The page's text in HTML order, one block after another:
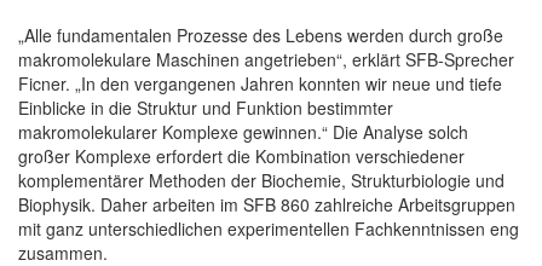
„Alle fundamentalen Prozesse des Lebens werden durch große
makromolekulare Maschinen angetrieben“, erklärt SFB-Sprecher
Ficner. „In den vergangenen Jahren konnten wir neue und tiefe
Einblicke in die Struktur und Funktion bestimmter
makromolekularer Komplexe gewinnen.“ Die Analyse solch
großer Komplexe erfordert die Kombination verschiedener
komplementärer Methoden der Biochemie, Strukturbiologie und
Biophysik. Daher arbeiten im SFB 860 zahlreiche Arbeitsgruppen
mit ganz unterschiedlichen experimentellen Fachkenntnissen eng
zusammen.